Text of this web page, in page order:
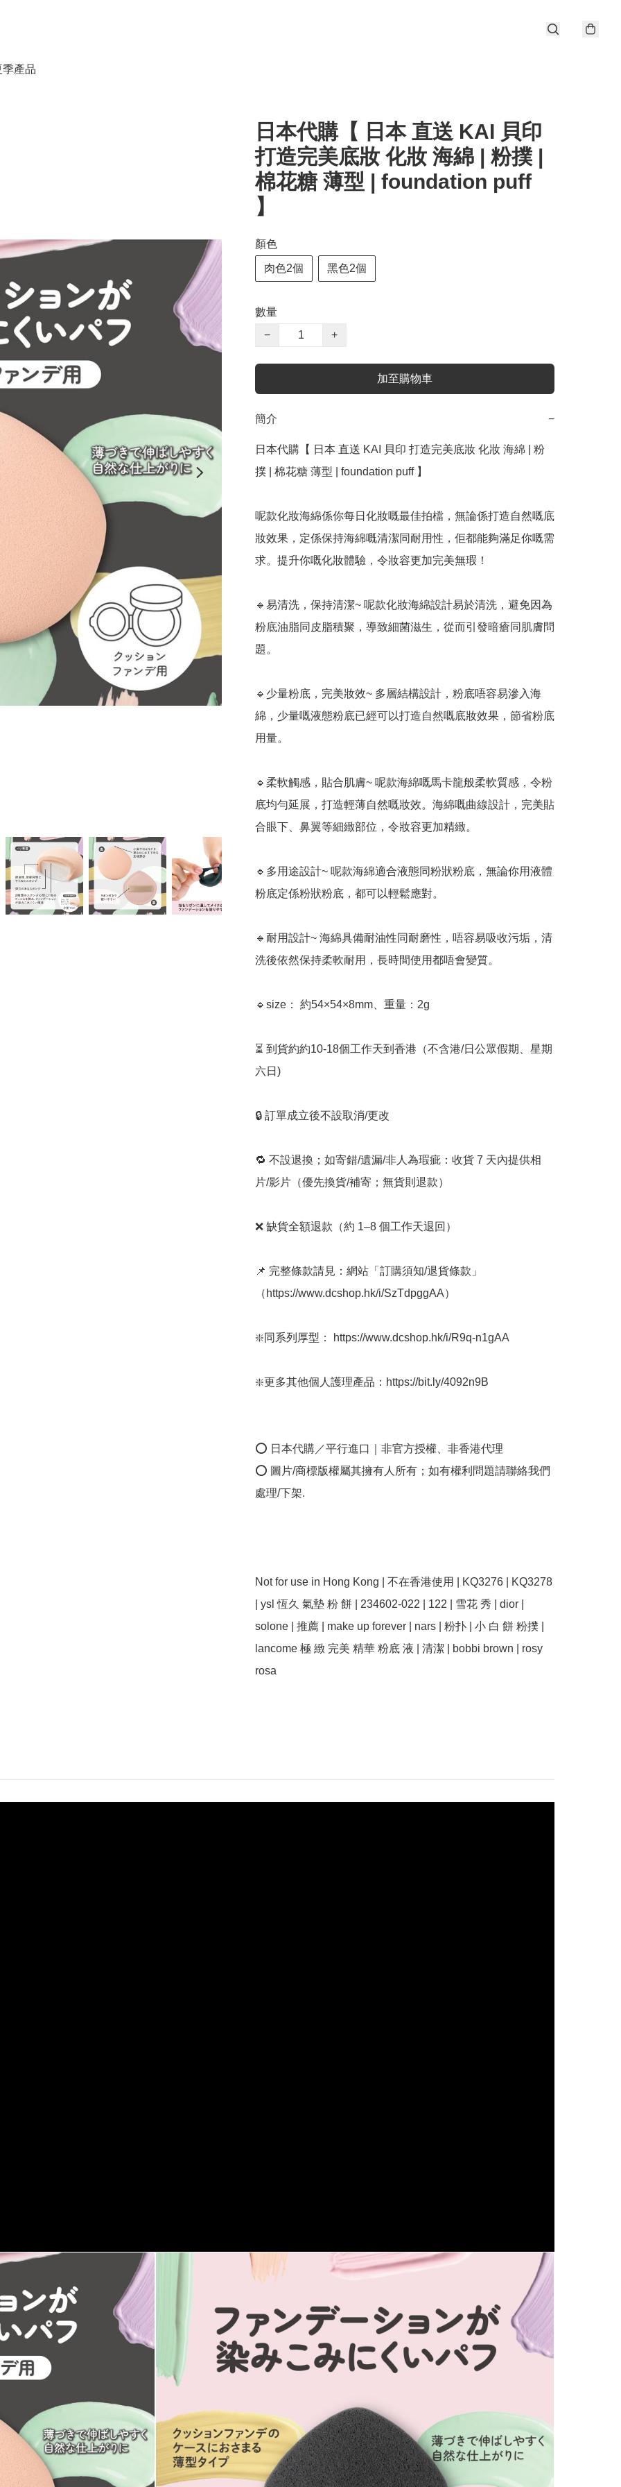
產品
日本代購【 日本 直送 KAI 貝印
打造完美底妝 化妝 海綿 | 粉撲 |
棉花糖 薄型 | foundation puff
】
顏色
肉色2個 黑色2個
數量
−
+
加至購物車
簡介 −
日本代購【 日本 直送 KAI 貝印 打造完美底妝 化妝 海綿 | 粉
撲 | 棉花糖 薄型 | foundation puff 】﻿
呢款化妝海綿係你每日化妝嘅最佳拍檔，無論係打造自然嘅底
妝效果，定係保持海綿嘅清潔同耐用性，佢都能夠滿足你嘅需
求。提升你嘅化妝體驗，令妝容更加完美無瑕！
🔹易清洗，保持清潔~ 呢款化妝海綿設計易於清洗，避免因為
粉底油脂同皮脂積聚，導致細菌滋生，從而引發暗瘡同肌膚問
題。
🔹少量粉底，完美妝效~ 多層結構設計，粉底唔容易滲入海
綿，少量嘅液態粉底已經可以打造自然嘅底妝效果，節省粉底
用量。
🔹柔軟觸感，貼合肌膚~ 呢款海綿嘅馬卡龍般柔軟質感，令粉
底均勻延展，打造輕薄自然嘅妝效。海綿嘅曲線設計，完美貼
合眼下、鼻翼等細緻部位，令妝容更加精緻。
🔹多用途設計~ 呢款海綿適合液態同粉狀粉底，無論你用液體
粉底定係粉狀粉底，都可以輕鬆應對。
🔹耐用設計~ 海綿具備耐油性同耐磨性，唔容易吸收污垢，清
洗後依然保持柔軟耐用，長時間使用都唔會變質。
🔹﻿size： 約54×54×8mm、重量：2g
⏳ 到貨約約10-18個工作天到香港（不含港/日公眾假期、星期
六日)
🔒 訂單成立後不設取消/更改
🔁 不設退換；如寄錯/遺漏/非人為瑕疵：收貨 7 天內提供相
片/影片（優先換貨/補寄；無貨則退款）
❌ 缺貨全額退款（約 1–8 個工作天退回）
📌 完整條款請見：網站「訂購須知/退貨條款」
（https://www.dcshop.hk/i/SzTdpggAA）
﻿❇️同系列厚型： https://www.dcshop.hk/i/R9q-n1gAA
❇️更多其他個人護理產品：https://bit.ly/4092n9B
⭕ 日本代購／平行進口｜非官方授權、非香港代理
⭕ 圖片/商標版權屬其擁有人所有；如有權利問題請聯絡我們
處理/下架.
Not for use in Hong Kong | 不在香港使用 | KQ3276 | KQ3278
| ysl 恆久 氣墊 粉 餅 | 234602-022 | 122 | 雪花 秀 | dior |
solone | 推薦 | make up forever | nars | 粉扑 | 小 白 餅 粉撲 |
lancome 極 緻 完美 精華 粉底 液 | 清潔 | bobbi brown | rosy
rosa